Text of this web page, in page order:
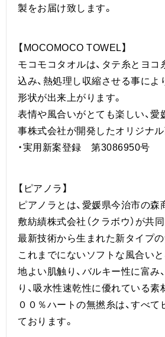
製をお届け致します。
【MOCOMOCO TOWEL】
モコモコタオルは、タテ糸とヨコ
込み、熱処理し収縮させる事によ
形状が出来上がります。
表情や風合いがとても楽しい、愛
事株式会社が開発したオリジナル
・実用新案登録 第3086950号
【ピアノラ】
ピアノラとは、愛媛県今治市の森
敷紡績株式会社（クラボウ）が共
最新技術から生まれた新タイプの
これまでにないソフトな風合いと
地よい肌触り、バルキー性に富み
り、吸水性速乾性に優れている素
００％ハートの無撚糸は、すべて
ております。